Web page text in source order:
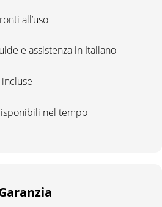
all’uso
e assistenza in Italiano
nel tempo